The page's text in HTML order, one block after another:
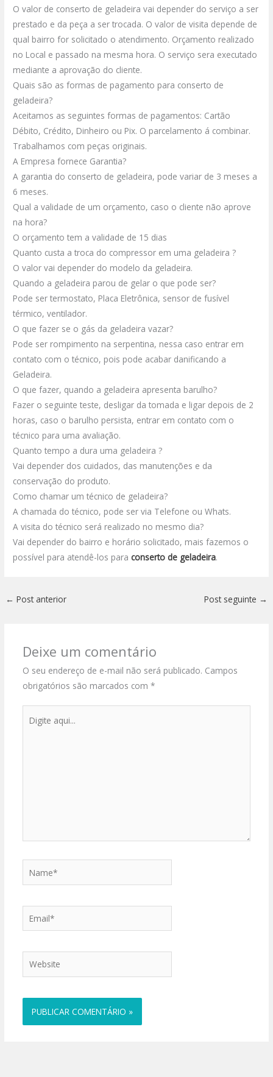
O valor de conserto de geladeira vai depender do serviço a ser
prestado e da peça a ser trocada. O valor de visita depende de
qual bairro for solicitado o atendimento. Orçamento realizado
no Local e passado na mesma hora. O serviço sera executado
mediante a aprovação do cliente.
Quais são as formas de pagamento para conserto de
geladeira?
Aceitamos as seguintes formas de pagamentos: Cartão
Débito, Crédito, Dinheiro ou Pix. O parcelamento á combinar.
Trabalhamos com peças originais.
A Empresa fornece Garantia?
A garantia do conserto de geladeira, pode variar de 3 meses a
6 meses.
Qual a validade de um orçamento, caso o cliente não aprove
na hora?
O orçamento tem a validade de 15 dias
Quanto custa a troca do compressor em uma geladeira ?
O valor vai depender do modelo da geladeira.
Quando a geladeira parou de gelar o que pode ser?
Pode ser termostato, Placa Eletrônica, sensor de fusível
térmico, ventilador.
O que fazer se o gás da geladeira vazar?
Pode ser rompimento na serpentina, nessa caso entrar em
contato com o técnico, pois pode acabar danificando a
Geladeira.
O que fazer, quando a geladeira apresenta barulho?
Fazer o seguinte teste, desligar da tomada e ligar depois de 2
horas, caso o barulho persista, entrar em contato com o
técnico para uma avaliação.
Quanto tempo a dura uma geladeira ?
Vai depender dos cuidados, das manutenções e da
conservação do produto.
Como chamar um técnico de geladeira?
A chamada do técnico, pode ser via Telefone ou Whats.
A visita do técnico será realizado no mesmo dia?
Vai depender do bairro e horário solicitado, mais fazemos o
possível para atendê-los paraconserto de geladeira.
← Post anterior Post seguinte →
Deixe um comentário
O seu endereço de e-mail não será publicado. Campos
obrigatórios são marcados com *
aqui...
Website